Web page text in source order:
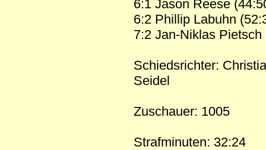
6:1 Jason Reese
6:2 Phillip Labuhn
7:2 Jan-Niklas
Schiedsrichter:
Seidel
Zuschauer: 1005
Strafminuten: 32:24